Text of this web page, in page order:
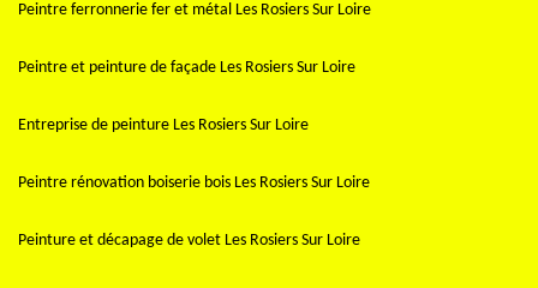
Peintre ferronnerie fer et métal Les Rosiers Sur Loire
Peintre et peinture de façade Les Rosiers Sur Loire
Entreprise de peinture Les Rosiers Sur Loire
Peintre rénovation boiserie bois Les Rosiers Sur Loire
Peinture et décapage de volet Les Rosiers Sur Loire